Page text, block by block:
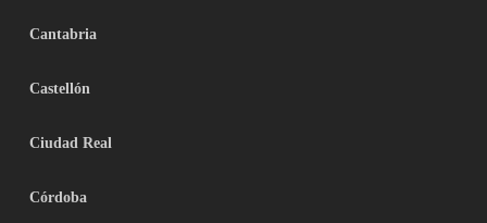
Cantabria
Castellón
Ciudad Real
Córdoba